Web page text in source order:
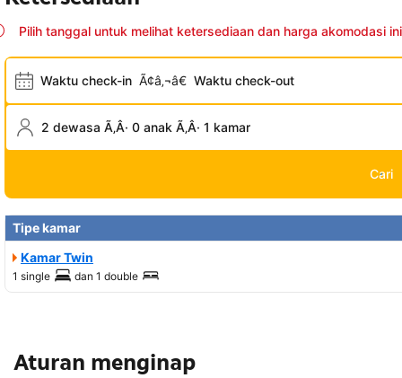
Pilih tanggal untuk melihat ketersediaan dan harga akomodasi ini
Waktu check-in Ã¢â‚¬â€ Waktu check-out
2 dewasa Ã‚Â· 0 anak Ã‚Â· 1 kamar
Cari
Tipe kamar
Kamar Twin
1 single dan 1 double
Aturan menginap